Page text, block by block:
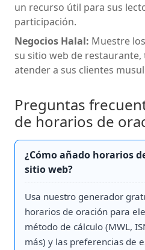
un recurso útil para sus
participación.
Negocios Halal: Muestre
su sitio web de
atender a sus clientes
Preguntas
de horarios de
¿Cómo añado horarios
sitio web?
Usa nuestro generador
horarios de oración para
método de cálculo (MWL,
más) y las preferencias de